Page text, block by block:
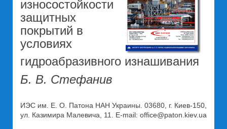
износостойкости
защитных
покрытий в
условиях
гидроабразивного изнашивания
Б. В. Стефанив
ИЭС им. Е. О. Патона НАН Украины. 03680, г. Киев-150,
ул. Казимира Малевича, 11. E-mail: office@paton.kiev.ua